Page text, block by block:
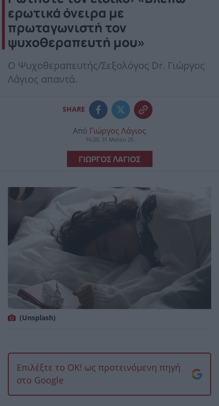
ερωτικά όνειρα με
πρωταγωνιστή τον
ψυχοθεραπευτή μου»
Ο Ψυχοθεραπευτής/Σεξολόγος Dr. Γιώργος
Λάγιος απαντά.
SHARE
Από Γιώργος Λάγιος
16:20, 31 Μαΐου 25
ΓΙΩΡΓΟΣ ΛΑΓΙΟΣ
(Unsplash)
Επιλέξτε το OK! ως προτεινόμενη πηγή
στο Google